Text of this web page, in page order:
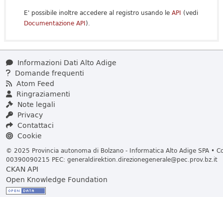
E' possibile inoltre accedere al registro usando le API (vedi
Documentazione API).
Informazioni Dati Alto Adige
Domande frequenti
Atom Feed
Ringraziamenti
Note legali
Privacy
Contattaci
Cookie
© 2025 Provincia autonoma di Bolzano - Informatica Alto Adige SPA •
00390090215 PEC: generaldirektion.direzionegenerale@pec.prov.bz.it
CKAN API
Open Knowledge Foundation